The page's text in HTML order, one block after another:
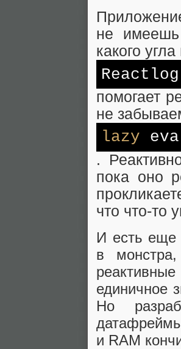
не имеешь
какого
Reactlog
помогает
не
lazy
.
пока оно
что что-то
И есть еще
в
единичное
Но
и RAM